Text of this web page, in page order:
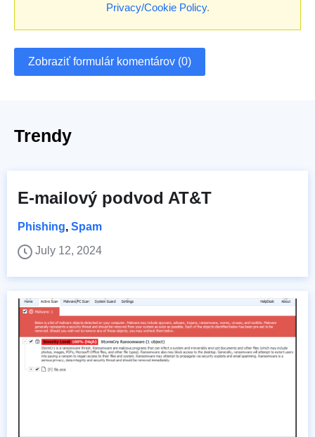
Privacy/Cookie Policy.
Zobraziť formulár komentárov (0)
Trendy
E-mailový podvod AT&T
Phishing, Spam
July 12, 2024